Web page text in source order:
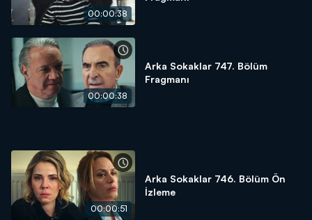
00:00:38
00:00:38
Arka Sokaklar 747. Bölüm
Fragmanı
00:00:51
Arka Sokaklar 746. Bölüm Ön
İzleme